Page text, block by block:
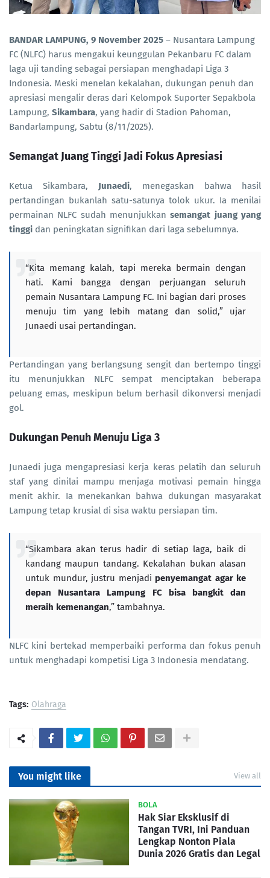
BANDAR LAMPUNG, 9 November 2025 – Nusantara Lampung
FC (NLFC) harus mengakui keunggulan Pekanbaru FC dalam
laga uji tanding sebagai persiapan menghadapi Liga 3
Indonesia. Meski menelan kekalahan, dukungan penuh dan
apresiasi mengalir deras dari Kelompok Suporter Sepakbola
Lampung, Sikambara, yang hadir di Stadion Pahoman,
Bandarlampung, Sabtu (8/11/2025).
Semangat Juang Tinggi Jadi Fokus Apresiasi
Ketua Sikambara, Junaedi, menegaskan bahwa hasil
pertandingan bukanlah satu-satunya tolok ukur. Ia menilai
permainan NLFC sudah menunjukkansemangat juang yang
tinggi dan peningkatan signifikan dari laga sebelumnya.
“Kita memang kalah, tapi mereka bermain dengan
hati. Kami bangga dengan perjuangan seluruh
pemain Nusantara Lampung FC. Ini bagian dari proses
menuju tim yang lebih matang dan solid,” ujar
Junaedi usai pertandingan.
Pertandingan yang berlangsung sengit dan bertempo tinggi
itu menunjukkan NLFC sempat menciptakan beberapa
peluang emas, meskipun belum berhasil dikonversi menjadi
gol.
Dukungan Penuh Menuju Liga 3
Junaedi juga mengapresiasi kerja keras pelatih dan seluruh
staf yang dinilai mampu menjaga motivasi pemain hingga
menit akhir. Ia menekankan bahwa dukungan masyarakat
Lampung tetap krusial di sisa waktu persiapan tim.
“Sikambara akan terus hadir di setiap laga, baik di
kandang maupun tandang. Kekalahan bukan alasan
untuk mundur, justru menjadi penyemangat agar ke
depan Nusantara Lampung FC bisa bangkit dan
meraih kemenangan,” tambahnya.
NLFC kini bertekad memperbaiki performa dan fokus penuh
untuk menghadapi kompetisi Liga 3 Indonesia mendatang.
Tags: Olahraga
You might like View all
BOLA
Hak Siar Eksklusif di
Tangan TVRI, Ini Panduan
Lengkap Nonton Piala
Dunia 2026 Gratis dan Legal